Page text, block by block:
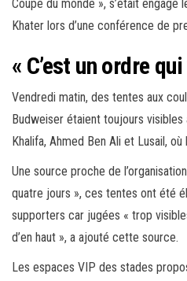
Coupe du monde », s’était engagé
Khater lors d’une conférence de
« C’est un ordre
Vendredi matin, des tentes aux
Budweiser étaient toujours
Khalifa, Ahmed Ben Ali et Lusail, où
Une source proche de
quatre jours », ces tentes ont été
supporters car jugées « trop
d’en haut », a ajouté cette source.
Les espaces VIP des stades